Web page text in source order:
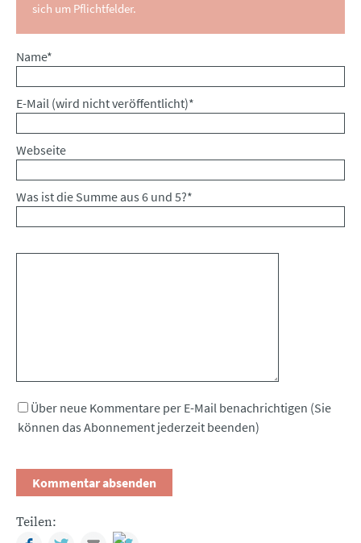
sich um Pflichtfelder.
Pflichtfeld
Name*
Pflichtfeld
E-Mail (wird nicht veröffentlicht)*
Webseite
Was ist die Summe aus 6 und 5?*
Über neue Kommentare per E-Mail benachrichtigen (Sie
können das Abonnement jederzeit beenden)
Teilen: